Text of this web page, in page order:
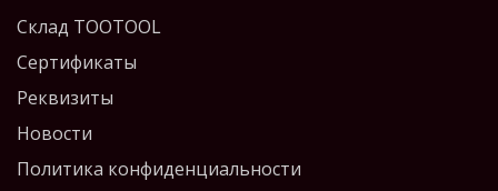
Склад TOOTOOL
Сертификаты
Реквизиты
Новости
Политика конфиденциальности